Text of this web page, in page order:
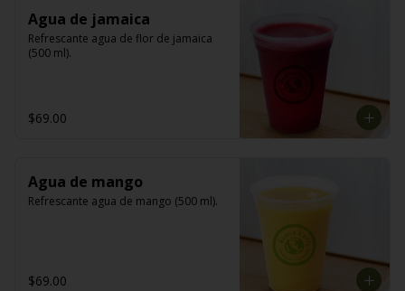
Agua de jamaica
Refrescante agua de flor de jamaica
(500 ml).
$69.00
Agua de mango
Refrescante agua de mango (500 ml).
$69.00